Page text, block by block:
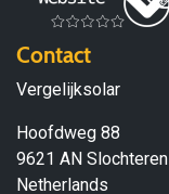
Contact
Vergelijksolar
Hoofdweg 88
9621 AN Slochteren
Netherlands